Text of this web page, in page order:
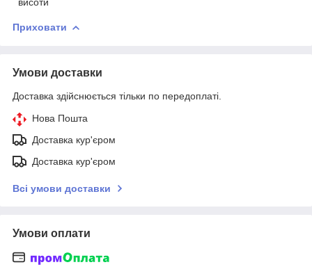
Приховати
Умови доставки
Доставка здійснюється тільки по передоплаті.
Нова Пошта
Доставка кур'єром
Доставка кур'єром
Всі умови доставки
Умови оплати